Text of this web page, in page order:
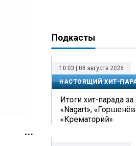
Подкасты
10:03 | 08 августа 2026
НАСТОЯЩИЙ ХИТ-
Итоги хит-парада за
«Nagart»,
«Крематорий»